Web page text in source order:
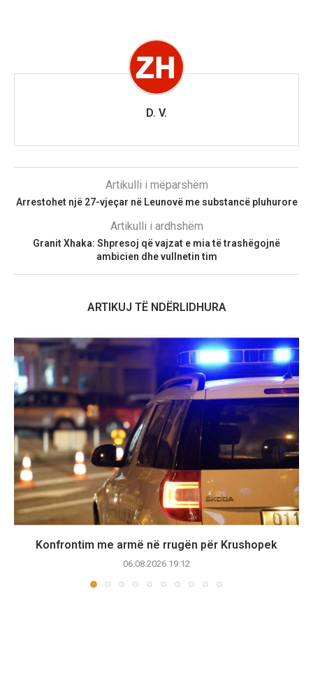
D. V.
Artikulli i mëparshëm
Arrestohet një 27-vjeçar në Leunovë me substancë pluhurore
Artikulli i ardhshëm
Granit Xhaka: Shpresoj që vajzat e mia të trashëgojnë
ambicien dhe vullnetin tim
ARTIKUJ TË NDËRLIDHURA
Konfrontim me armë në rrugën për Krushopek
06.08.2026 19:12